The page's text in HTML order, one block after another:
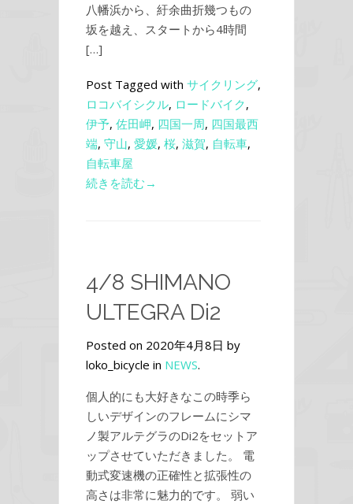
八幡浜から、紆余曲折幾つもの
坂を越え、スタートから4時間
[…]
Post Tagged with サイクリング,
ロコバイシクル, ロードバイク,
伊予, 佐田岬, 四国一周, 四国最西
端, 守山, 愛媛, 桜, 滋賀, 自転車,
自転車屋
続きを読む→
4/8 SHIMANO
ULTEGRA Di2
Posted on 2020年4月8日 by
loko_bicycle in NEWS.
個人的にも大好きなこの時季ら
しいデザインのフレームにシマ
ノ製アルテグラのDi2をセットア
ップさせていただきました。 電
動式変速機の正確性と拡張性の
高さは非常に魅力的です。 弱い